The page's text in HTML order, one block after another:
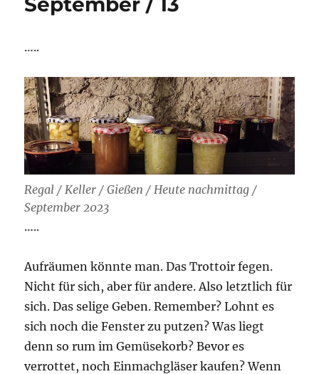
…..
Regal / Keller / Gießen / Heute nachmittag /
September 2023
…..
Aufräumen könnte man. Das Trottoir fegen.
Nicht für sich, aber für andere. Also letztlich für
sich. Das selige Geben. Remember? Lohnt es
sich noch die Fenster zu putzen? Was liegt
denn so rum im Gemüsekorb? Bevor es
verrottet, noch Einmachgläser kaufen? Wenn